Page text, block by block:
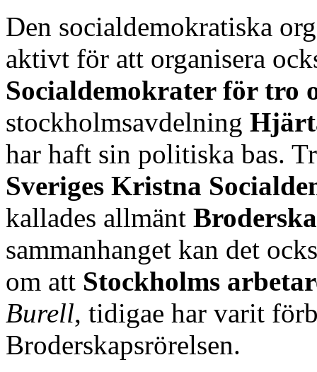
Den socialdemokratiska
aktivt för att organisera
Socialdemokrater för tro
stockholmsavdelning
har haft sin politiska bas.
Sveriges Kristna
kallades allmänt
sammanhanget kan det
om att Stockholms
Burell, tidigae har varit
Broderskapsrörelsen.